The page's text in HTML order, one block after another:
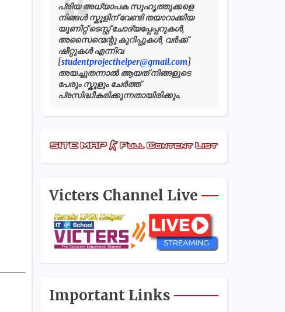
പ്രിയ അധ്യാപക സുഹൃത്തുക്കളെ
നിങ്ങൾ സ്കൂളിന് വേണ്ടി തയാറാക്കിയ
യൂണിറ്റ് ടെസ്റ്റ് ചോദ്യപ്പേപ്പറുകൾ,
അസൈന്മെന്റു കുറിപ്പുകൾ, വർക്ക്
ഷീറ്റുകൾ എന്നിവ
[studentprojecthelper@gmail.com]
അയച്ചുതന്നാൽ ആയത് നിങ്ങളുടെ
പേരും സ്കൂളും ചേർത്ത്
പ്രസിദ്ധീകരിക്കുന്നതായിരിക്കും.
Victers Channel Live
Important Links